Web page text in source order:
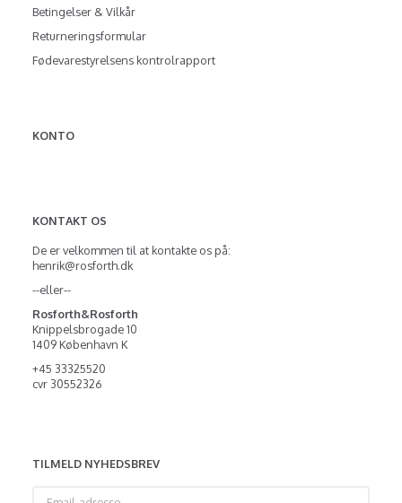
Betingelser & Vilkår
Returneringsformular
Fødevarestyrelsens kontrolrapport
KONTO
KONTAKT OS
De er velkommen til at kontakte os på:
henrik@rosforth.dk
--eller--
Rosforth&Rosforth
Knippelsbrogade 10
1409 København K
+45 33325520
cvr 30552326
TILMELD NYHEDSBREV